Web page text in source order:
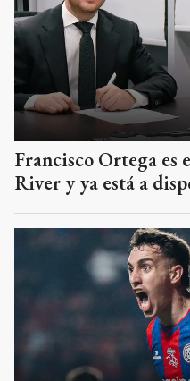
Francisco Ortega es
River y ya está a